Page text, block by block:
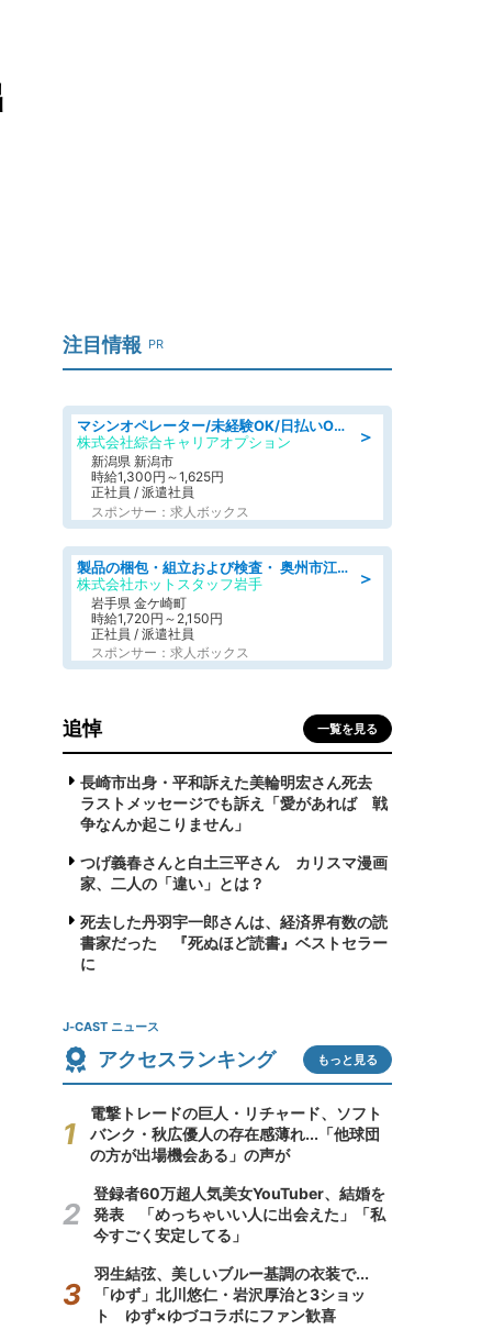
注目情報 PR
＞
マシンオペレーター/未経験OK/日払いOK/寮費無料/交替制/20・30・40代活躍中
株式会社綜合キャリアオプション
新潟県 新潟市
時給1,300円～1,625円
正社員 / 派遣社員
スポンサー：求人ボックス
＞
製品の梱包・組立および検査・ 奥州市江刺/大手企業で長期安定 梱包・検査・組立/半年経過毎に5万円の報奨金有
株式会社ホットスタッフ岩手
岩手県 金ケ崎町
時給1,720円～2,150円
正社員 / 派遣社員
スポンサー：求人ボックス
追悼 一覧を見る
長崎市出身・平和訴えた美輪明宏さん死去
ラストメッセージでも訴え「愛があれば 戦
争なんか起こりません」
つげ義春さんと白土三平さん カリスマ漫画
家、二人の「違い」とは？
死去した丹羽宇一郎さんは、経済界有数の読
書家だった 『死ぬほど読書』ベストセラー
に
J-CAST ニュース
アクセスランキング もっと見る
電撃トレードの巨人・リチャード、ソフト
バンク・秋広優人の存在感薄れ...「他球団
の方が出場機会ある」の声が
登録者60万超人気美女YouTuber、結婚を
発表 「めっちゃいい人に出会えた」「私
今すごく安定してる」
羽生結弦、美しいブルー基調の衣装で...
「ゆず」北川悠仁・岩沢厚治と3ショッ
ト ゆず×ゆづコラボにファン歓喜